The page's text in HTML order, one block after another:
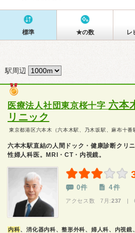
標準 ★の数 レ
駅周辺
医療法人社団東京桜十字 六本
リニック
東京都港区六本木（六本木駅、乃木坂駅、麻布十番
六本木駅直結の人間ドック・健康診断クリ
性婦人科医。MRI・CT・内視鏡。
0件 4件
アクセス数 7月:237 | 6
内科、消化器内科、整形外科、婦人科、内視鏡